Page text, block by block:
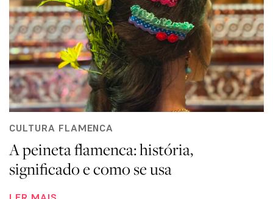
CULTURA FLAMENCA
A peineta flamenca: história,
significado e como se usa